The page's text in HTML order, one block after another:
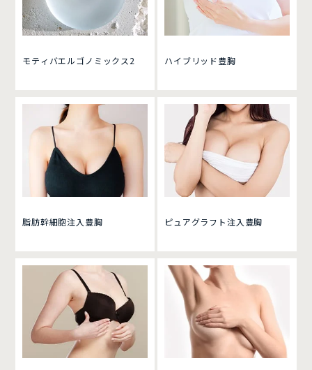
モティバエルゴノミックス2 ハイブリッド豊胸
脂肪幹細胞注入豊胸 ピュアグラフト注入豊胸